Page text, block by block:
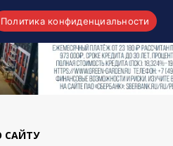
САЙТУ
Политика конфиденциальности